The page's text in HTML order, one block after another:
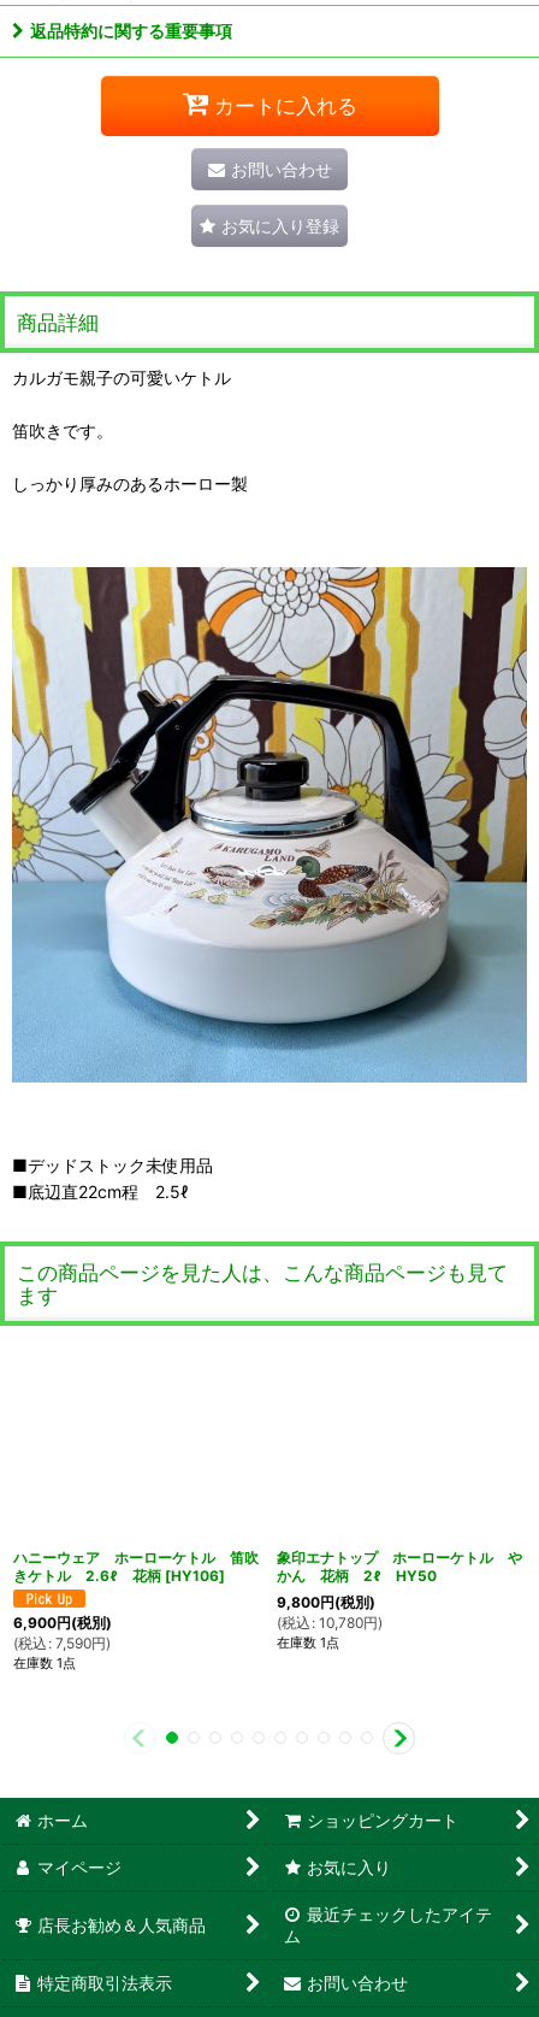
返品特約に関する重要事項
カートに入れる
お問い合わせ
お気に入り登録
商品詳細
カルガモ親子の可愛いケトル
笛吹きです。
しっかり厚みのあるホーロー製
■デッドストック未使用品
■底辺直22cm程 2.5ℓ
この商品ページを見た人は、こんな商品ページも見て
ます
ハニーウェア ホーローケトル 笛吹
きケトル 2.6ℓ 花柄 [HY106]
6,900円(税別)
(税込 : 7,590円)
在庫数 1点
象印エナトップ ホーローケトル や
かん 花柄 2ℓ HY50
9,800円(税別)
(税込 : 10,780円)
在庫数 1点
ホーム ショッピングカート
マイページ お気に入り
店長お勧め＆人気商品
最近チェックしたアイテ
ム
特定商取引法表示 お問い合わせ